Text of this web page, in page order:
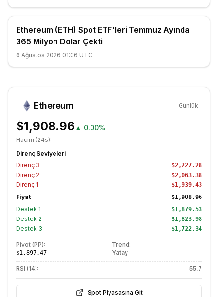
Ethereum (ETH) Spot ETF'leri Temmuz Ayında
365 Milyon Dolar Çekti
6 Ağustos 2026 01:06 UTC
Ethereum Günlük
$1,908.96 ▲ 0.00%
Hacim (24s): -
Direnç Seviyeleri
Direnç 3 $2,227.28
Direnç 2 $2,063.38
Direnç 1 $1,939.43
Fiyat $1,908.96
Destek 1 $1,879.53
Destek 2 $1,823.98
Destek 3 $1,722.34
Pivot (PP):
$1,897.47
Trend:
Yatay
RSI (14): 55.7
Spot Piyasasına Git